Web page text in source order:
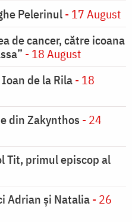
Pelerinul- 17 August
de cancer, către icoana
- 18 August
de la Rila- 18
din Zakynthos - 24
Tit, primul episcop al
Adrian și Natalia- 26